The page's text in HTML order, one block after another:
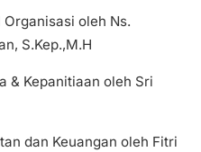
Organisasi oleh Ns.
S.Kep.,M.H
& Kepanitiaan oleh Sri
dan Keuangan oleh Fitri